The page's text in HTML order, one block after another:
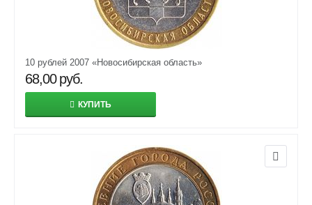
10 рублей 2007 «Новосибирская область»
68,00 руб.
КУПИТЬ